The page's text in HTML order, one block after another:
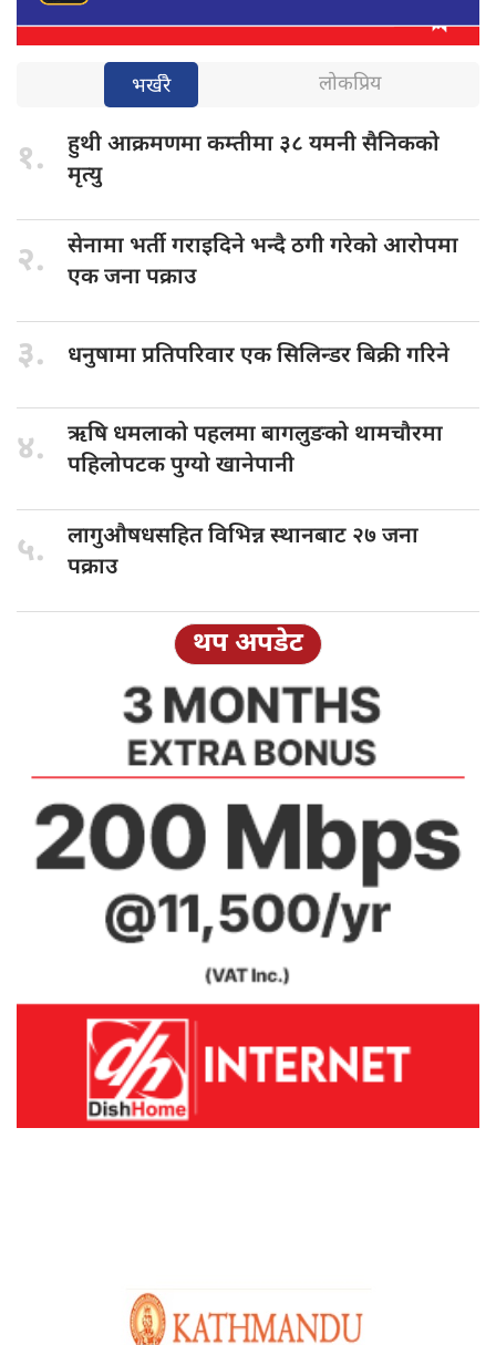
भर्खरै लोकप्रिय
१. हुथी आक्रमणमाकम्तीमा ३८ यमनी सैनिकको
मृत्यु
२. सेनामा भर्तीगराइदिने भन्दै ठगी गरेको आरोपमा
एक जना पक्राउ
३. धनुषामा प्रतिपरिवारएक सिलिन्डर बिक्री गरिने
४. ऋषि धमलाकोपहलमा बागलुङको थामचौरमा
पहिलोपटक पुग्यो खानेपानी
५. लागुऔषधसहित विभिन्नस्थानबाट २७ जना
पक्राउ
थप अपडेट